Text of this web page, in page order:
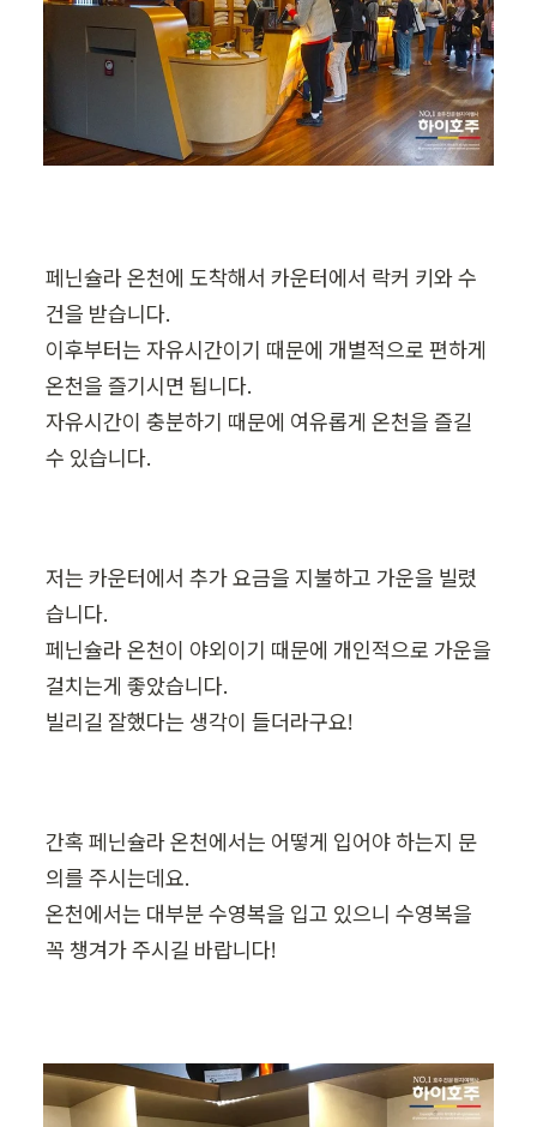
페닌슐라 온천에 도착해서 카운터에서 락커 키와 수
건을 받습니다.
이후부터는 자유시간이기 때문에 개별적으로 편하게
온천을 즐기시면 됩니다.
자유시간이 충분하기 때문에 여유롭게 온천을 즐길
수 있습니다.
저는 카운터에서 추가 요금을 지불하고 가운을 빌렸
습니다.
페닌슐라 온천이 야외이기 때문에 개인적으로 가운을
걸치는게 좋았습니다.
빌리길 잘했다는 생각이 들더라구요!
간혹 페닌슐라 온천에서는 어떻게 입어야 하는지 문
의를 주시는데요.
온천에서는 대부분 수영복을 입고 있으니 수영복을
꼭 챙겨가 주시길 바랍니다!